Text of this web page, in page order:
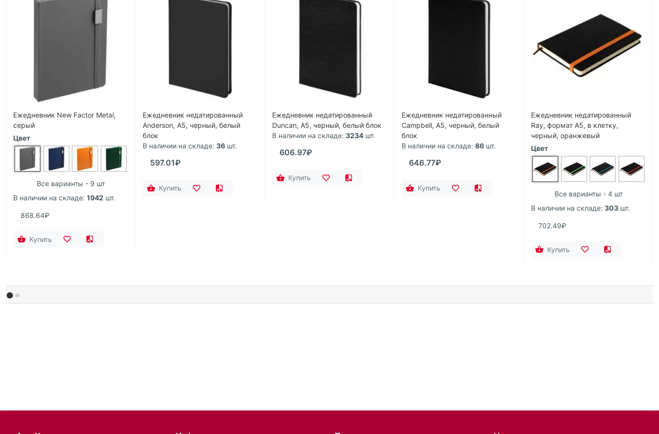
Ежедневник New Factor Metal,
серый
Цвет
Все варианты - 9 шт
В наличии на складе: 1942 шт.
868.64₽
Купить
Ежедневник недатированный
Anderson, А5, черный, белый
блок
В наличии на складе: 36 шт.
597.01₽
Купить
Ежедневник недатированный
Duncan, А5, черный, белый блок
В наличии на складе: 3234 шт.
606.97₽
Купить
Ежедневник недатированный
Campbell, А5, черный, белый
блок
В наличии на складе: 86 шт.
646.77₽
Купить
Ежедневник недатированный
Ray, формат А5, в клетку,
черный, оранжевый
Цвет
Все варианты - 4 шт
В наличии на складе: 303 шт.
702.49₽
Купить